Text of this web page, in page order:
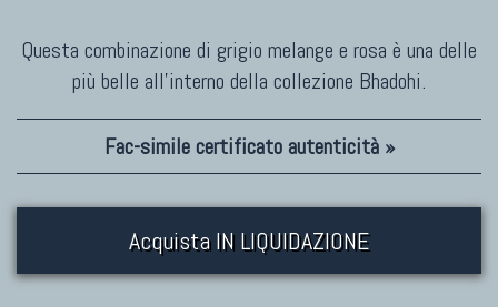
Questa combinazione di grigio melange e rosa è una delle
più belle all'interno della collezione Bhadohi.
Fac-simile certificato autenticità »
Acquista IN LIQUIDAZIONE